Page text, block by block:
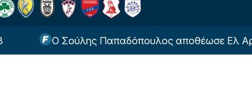
Ο Σούλης Παπαδόπουλος αποθέωσε Ελ Αραμπί